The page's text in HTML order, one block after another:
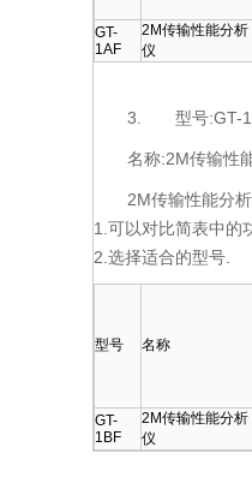
GT-
1AF
2M传输性能分析
仪
3. 型号:GT-
名称:2M传输性
2M传输性能分
1.可以对比简表中的
2.选择适合的型号.
型号 名称
GT-
1BF
2M传输性能分析
仪